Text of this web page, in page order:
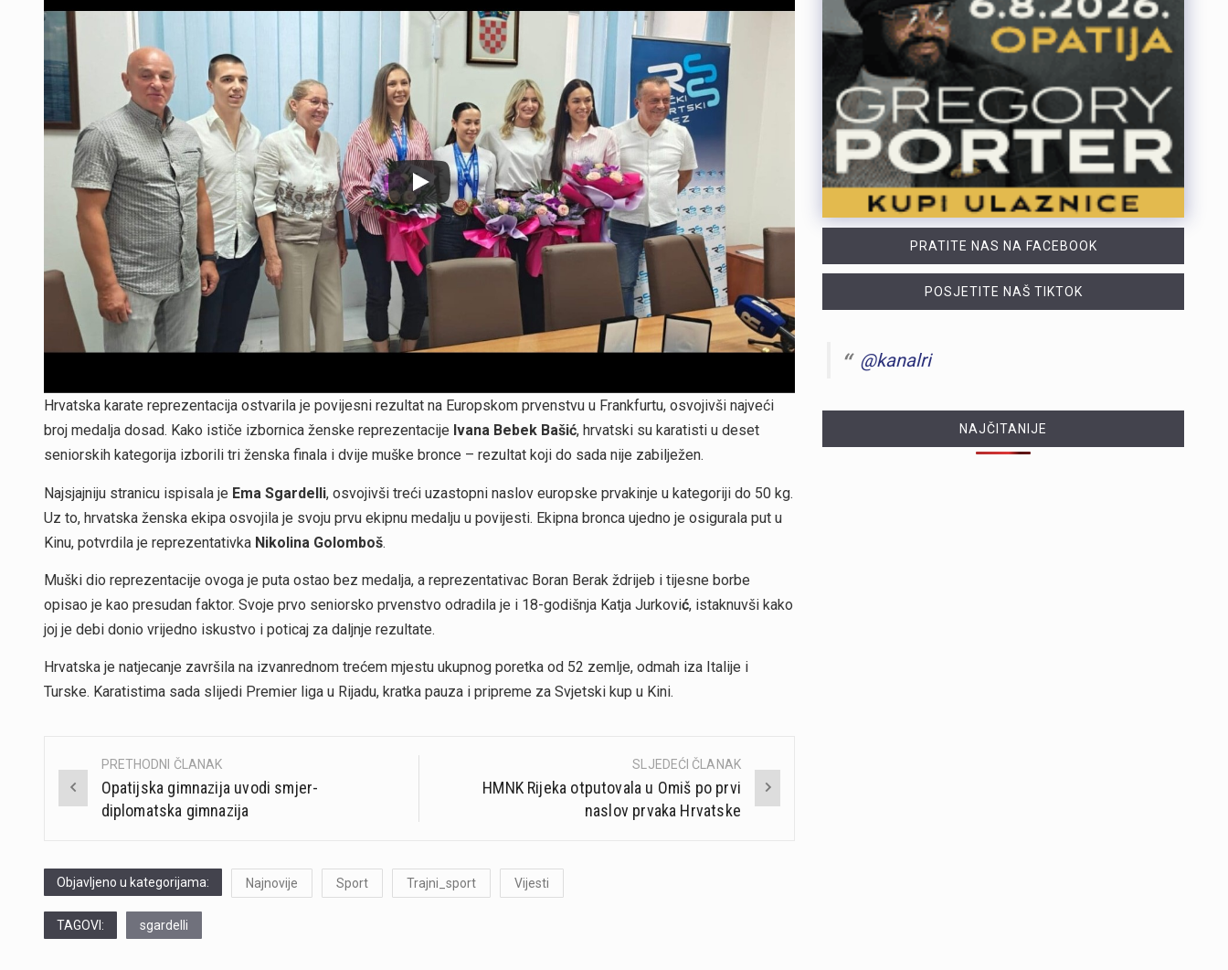
Hrvatska karate reprezentacija ostvarila je povijesni rezultat na Europskom prvenstvu u Frankfurtu, osvojivši najveći
broj medalja dosad. Kako ističe izbornica ženske reprezentacije Ivana Bebek Bašić, hrvatski su karatisti u deset
seniorskih kategorija izborili tri ženska finala i dvije muške bronce – rezultat koji do sada nije zabilježen.
Najsjajniju stranicu ispisala je Ema Sgardelli, osvojivši treći uzastopni naslov europske prvakinje u kategoriji do 50 kg.
Uz to, hrvatska ženska ekipa osvojila je svoju prvu ekipnu medalju u povijesti. Ekipna bronca ujedno je osigurala put u
Kinu, potvrdila je reprezentativka Nikolina Golomboš.
Muški dio reprezentacije ovoga je puta ostao bez medalja, a reprezentativac Boran Berak ždrijeb i tijesne borbe
opisao je kao presudan faktor. Svoje prvo seniorsko prvenstvo odradila je i 18-godišnja Katja Jurković, istaknuvši kako
joj je debi donio vrijedno iskustvo i poticaj za daljnje rezultate.
Hrvatska je natjecanje završila na izvanrednom trećem mjestu ukupnog poretka od 52 zemlje, odmah iza Italije i
Turske. Karatistima sada slijedi Premier liga u Rijadu, kratka pauza i pripreme za Svjetski kup u Kini.
Post
navigation
PRETHODNI ČLANAK
Opatijska gimnazija uvodi smjer-
diplomatska gimnazija
SLJEDEĆI ČLANAK
HMNK Rijeka otputovala u Omiš po prvi
naslov prvaka Hrvatske
Objavljeno u kategorijama: Najnovije Sport Trajni_sport Vijesti
TAGOVI: sgardelli
PRATITE NAS NA FACEBOOK
POSJETITE NAŠ TIKTOK
@kanalri
NAJČITANIJE